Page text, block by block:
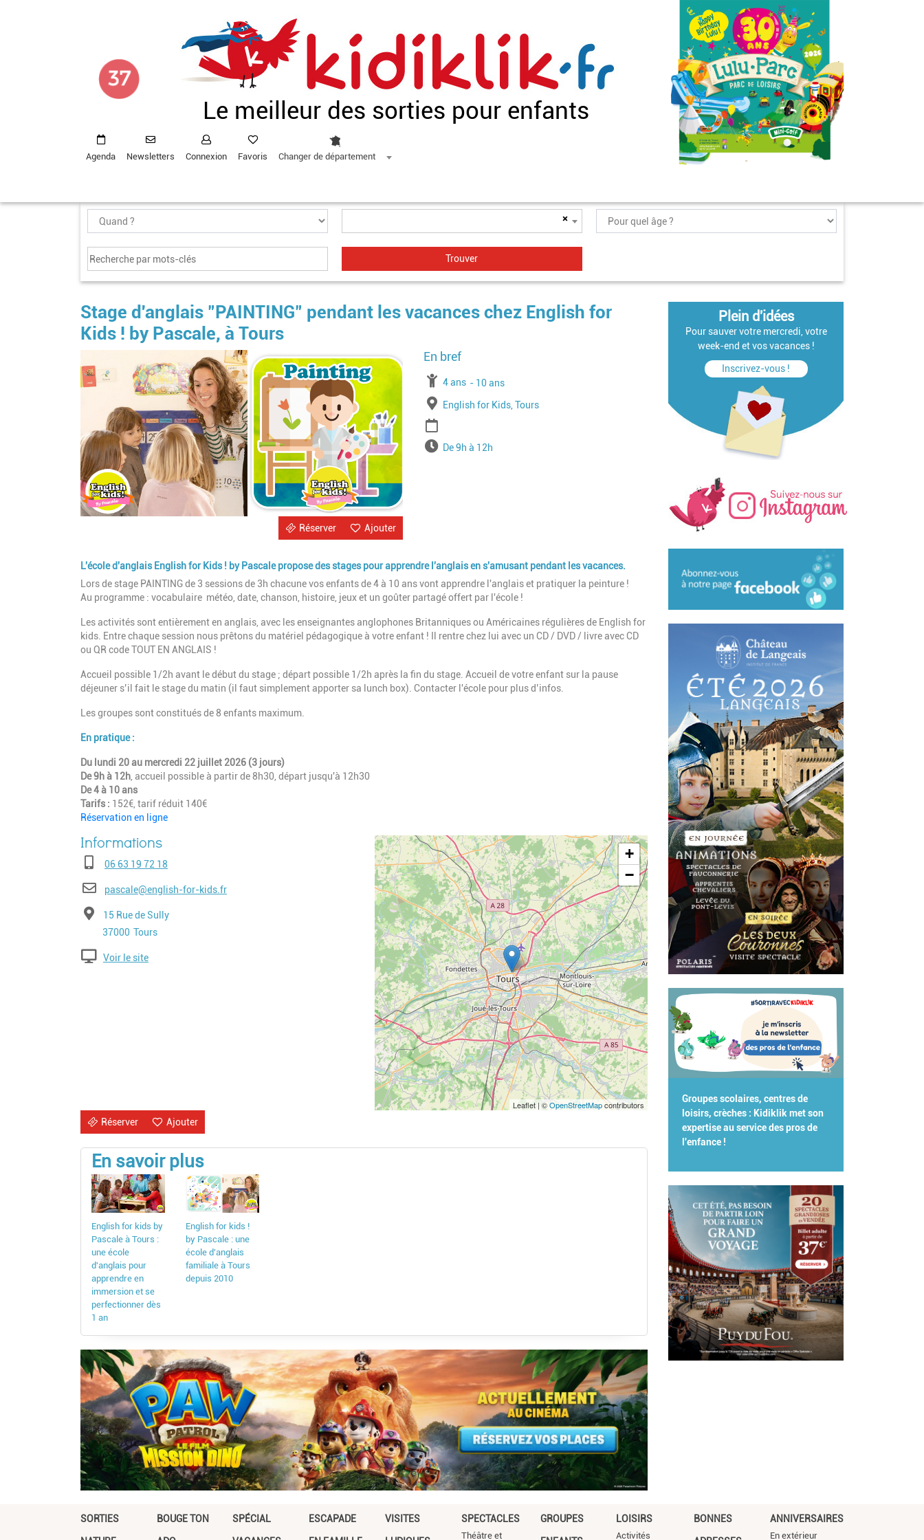
Le meilleur des sorties pour enfants
Agenda Newsletters Connexion Favoris Changer de département
×
Stage d'anglais "PAINTING" pendant les vacances chez English for
Kids ! by Pascale, à Tours
Image
Ajouter
Réserver
À partir de
4 ans Jusqu'à l'age de
10 ans
Lieu
English for Kids, Tours
HorairesDe 9h à 12h
L'école d'anglais English for Kids ! by Pascale propose des stages pour apprendre l'anglais en s'amusant pendant les vacances.
Lors de stage PAINTING de 3 sessions de 3h chacune vos enfants de 4 à 10 ans vont apprendre l'anglais et pratiquer la peinture !
Au programme : vocabulaire météo, date, chanson, histoire, jeux et un goûter partagé offert par l'école !
Les activités sont entièrement en anglais, avec les enseignantes anglophones Britanniques ou Américaines régulièresde English for
kids. Entre chaque session nous prêtons du matériel pédagogique à votre enfant ! Il rentre chez lui avec un CD / DVD / livre avec CD
ou QR code TOUT EN ANGLAIS !
Accueil possible 1/2h avant le début du stage ; départ possible 1/2h après la fin du stage. Accueil de votre enfant sur la pause
déjeuner s’il fait le stage du matin (il faut simplement apporter sa lunch box). Contacter l'école pour plus d’infos.
Les groupes sont constitués de 8 enfants maximum.
En pratique :
Du lundi 20 au mercredi 22 juillet 2026 (3 jours)
De 9h à 12h, accueil possible à partir de 8h30, départ jusqu'à 12h30
De 4 à 10 ans
Tarifs : 152€, tarif réduit 140€
Réservation en ligne
Téléphone06 63 19 72 18
E-mailpascale@english-for-kids.fr
Adresse15 Rue de Sully
Code postal
37000 Ville
Tours
Voir le site
Geolocalisation
+
−
Leaflet | ©OpenStreetMapcontributors
Ajouter
Réserver
En savoir plus
English for kids by
Pascale à Tours :
une école
d'anglais pour
apprendre en
immersion et se
perfectionner dès
1 an
English for kids !
by Pascale : une
école d'anglais
familiale à Tours
depuis 2010
Plein d'idées
Pour sauver votre mercredi, votre
week-end et vos vacances !
Inscrivez-vous !
Groupes scolaires, centres de
loisirs, crèches : Kidiklik met son
expertise au service des pros de
l'enfance !
SORTIES BOUGE TON SPÉCIAL ESCAPADE VISITES SPECTACLES
Théâtre et
GROUPES LOISIRS
Activités
BONNES ANNIVERSAIRES
En extérieur